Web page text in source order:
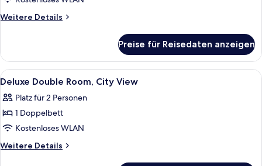
Weitere Details
Weitere
Junior
Suite
Preise für Reisedaten anzeigen
Alle
Fotos
für
Deluxe
Double
Room,
Ein Hotelzimmer mit einem Bett,
7
Deluxe Double Room, City View
Platz für 2 Personen
1 Doppelbett
Kostenloses WLAN
Weitere Details
Weitere